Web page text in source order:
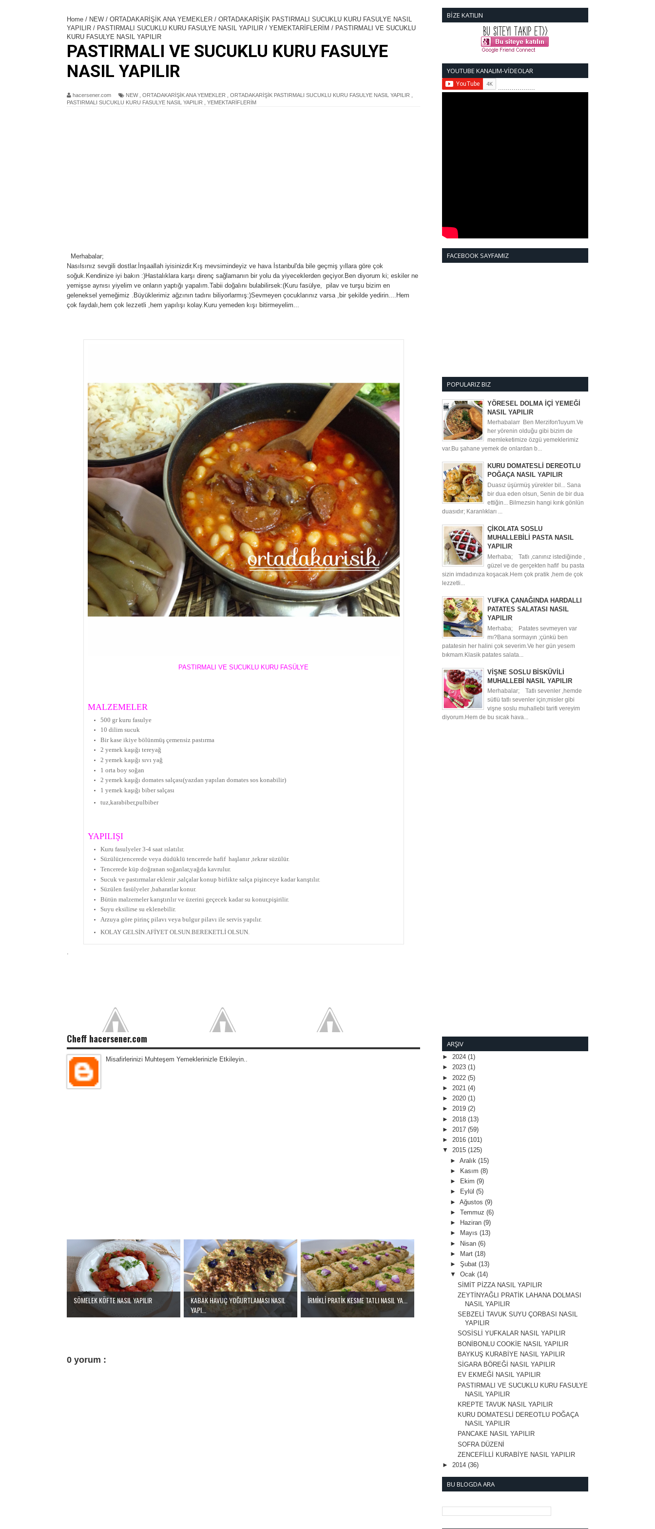
HİNDİSTAN CEVİZLİ PORSİYONLUK SÜRPRİZ KEK NASIL YAPILIR
FELLAH KÖFTE NASIL YAPILIR
ZEYTİNYAĞLI KURU BİBER DOLMASI NASIL YAPILIR
BROKOLİ SALATASI NASIL YAPILIR
Home / NEW / ORTADAKARİŞİK ANA YEMEKLER / ORTADAKARİŞİK PASTIRMALI SUCUKLU KURU FASULYE NASIL
YAPILIR / PASTIRMALI SUCUKLU KURU FASULYE NASIL YAPILIR / YEMEKTARİFLERİM / PASTIRMALI VE SUCUKLU
KURU FASULYE NASIL YAPILIR
PASTIRMALI VE SUCUKLU KURU FASULYE
NASIL YAPILIR
hacersener.com NEW, ORTADAKARİŞİK ANA YEMEKLER ORTADAKARİŞİK PASTIRMALI SUCUKLU KURU FASULYE NASIL YAPILIR
PASTIRMALI SUCUKLU KURU FASULYE NASIL YAPILIR
YEMEKTARİFLERİM
Merhabalar;
Nasılsınız sevgili dostlar.İnşaallah iyisinizdir.Kış mevsimindeyiz ve hava İstanbul'da bile geçmiş yıllara göre çok
soğuk.Kendinize iyi bakın :)Hastalıklara karşı direnç sağlamanın bir yolu da yiyeceklerden geçiyor.Ben diyorum ki; eskiler ne
yemişse aynısı yiyelim ve onların yaptığı yapalım.Tabii doğalını bulabilirsek:(Kuru fasülye, pilav ve turşu bizim en
geleneksel yemeğimiz .Büyüklerimiz ağzının tadını biliyorlarmış:)Sevmeyen çocuklarınız varsa ,bir şekilde yedirin....Hem
çok faydalı,hem çok lezzetli ,hem yapılışı kolay.Kuru yemeden kışı bitirmeyelim...
PASTIRMALI VE SUCUKLU KURU FASÜLYE
MALZEMELER
500 gr kuru fasulye
10 dilim sucuk
Bir kase ikiye bölünmüş çemensiz pastırma
2 yemek kaşığı tereyağ
2 yemek kaşığı sıvı yağ
1 orta boy soğan
2 yemek kaşığı domates salçası(yazdan yapılan domates sos konabilir)
1 yemek kaşığı biber salçası
tuz,karabiber,pulbiber
YAPILIŞI
Kuru fasulyeler 3-4 saat ıslatılır.
Süzülür,tencerede veya düdüklü tencerede hafif haşlanır ,tekrar süzülür.
Tencerede küp doğranan soğanlar,yağda kavrulur.
Sucuk ve pastırmalar eklenir ,salçalar konup birlikte salça pişinceye kadar karıştılır.
Süzülen fasülyeler ,baharatlar konur.
Bütün malzemeler karıştırılır ve üzerini geçecek kadar su konur,pişirilir.
Suyu eksilirse su eklenebilir.
Arzuya göre pirinç pilavı veya bulgur pilavı ile servis yapılır.
KOLAY GELSİN.AFİYET OLSUN.BEREKETLİ OLSUN.
.
Cheff hacersener.com
Misafirlerinizi Muhteşem Yemeklerinizle Etkileyin..
SÖMELEK KÖFTE NASIL YAPILIR
KABAK HAVUÇ YOĞURTLAMASI NASIL
YAPI...
İRMİKLİ PRATİK KESME TATLI NASIL YA...
0 yorum :
BİZE KATILIN
YOUTUBE KANALIM-VİDEOLAR
...................
FACEBOOK SAYFAMIZ
POPULARIZ BIZ
YÖRESEL DOLMA İÇİ YEMEĞİ
NASIL YAPILIR
Merhabalarr Ben Merzifon'luyum.Ve
her yörenin olduğu gibi bizim de
memleketimize özgü yemeklerimiz
var.Bu şahane yemek de onlardan b...
KURU DOMATESLİ DEREOTLU
POĞAÇA NASIL YAPILIR
Duasız üşürmüş yürekler bil... Sana
bir dua eden olsun, Senin de bir dua
ettiğin... Bilmezsin hangi kırık gönlün
duasıdır; Karanlıkları ...
ÇİKOLATA SOSLU
MUHALLEBİLİ PASTA NASIL
YAPILIR
Merhaba; Tatlı ,canınız istediğinde ,
güzel ve de gerçekten hafif bu pasta
sizin imdadınıza koşacak.Hem çok pratik ,hem de çok
lezzetli...
YUFKA ÇANAĞINDA HARDALLI
PATATES SALATASI NASIL
YAPILIR
Merhaba; Patates sevmeyen var
mı?Bana sormayın ;çünkü ben
patatesin her halini çok severim.Ve her gün yesem
bıkmam.Klasik patates salata...
VİŞNE SOSLU BİSKÜVİLİ
MUHALLEBİ NASIL YAPILIR
Merhabalar; Tatlı sevenler ,hemde
sütlü tatlı sevenler için;misler gibi
vişne soslu muhallebi tarifi vereyim
diyorum.Hem de bu sıcak hava...
ARŞIV
► 2024 (1)
► 2023 (1)
► 2022 (5)
► 2021 (4)
► 2020 (1)
► 2019 (2)
► 2018 (13)
► 2017 (59)
► 2016 (101)
▼ 2015 (125)
► Aralık (15)
►
Kasım (8)
►
Ekim (9)
►
Eylül (5)
► Ağustos (9)
► Temmuz (6)
►
Haziran (9)
►
Mayıs (13)
► Nisan (6)
►
Mart (18)
► Şubat (13)
▼ Ocak (14)
SİMİT PİZZA NASIL YAPILIR
ZEYTİNYAĞLI PRATİK LAHANA DOLMASI
NASIL YAPILIR
SEBZELİ TAVUK SUYU ÇORBASI NASIL
YAPILIR
SOSİSLİ YUFKALAR NASIL YAPILIR
BONİBONLU COOKİE NASIL YAPILIR
BAYKUŞ KURABİYE NASIL YAPILIR
SİGARA BÖREĞİ NASIL YAPILIR
EV EKMEĞİ NASIL YAPILIR
PASTIRMALI VE SUCUKLU KURU FASULYE
NASIL YAPILIR
KREPTE TAVUK NASIL YAPILIR
KURU DOMATESLİ DEREOTLU POĞAÇA
NASIL YAPILIR
PANCAKE NASIL YAPILIR
SOFRA DÜZENİ
ZENCEFİLLİ KURABİYE NASIL YAPILIR
► 2014 (36)
BU BLOGDA ARA